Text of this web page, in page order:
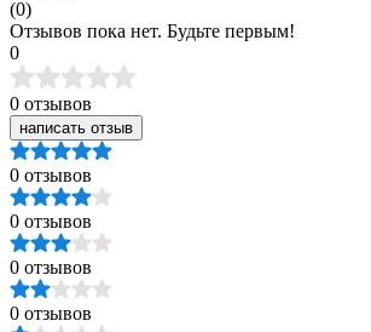
(0)
Отзывов пока нет. Будьте первым!
0
0 отзывов
написать отзыв
0 отзывов
0 отзывов
0 отзывов
0 отзывов